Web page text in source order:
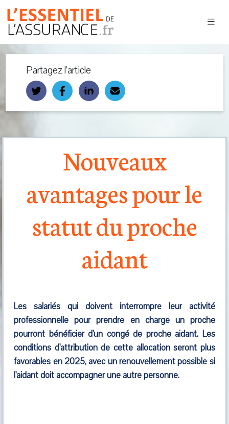
Partagez l’article
Nouveaux
avantages pour le
statut du proche
aidant
Les salariés qui doivent interrompre leur activité
professionnelle pour prendre en charge un proche
pourront bénéficier d'un congé de proche aidant. Les
conditions d'attribution de cette allocation seront plus
favorables en 2025, avec un renouvellement possible si
l'aidant doit accompagner une autre personne.